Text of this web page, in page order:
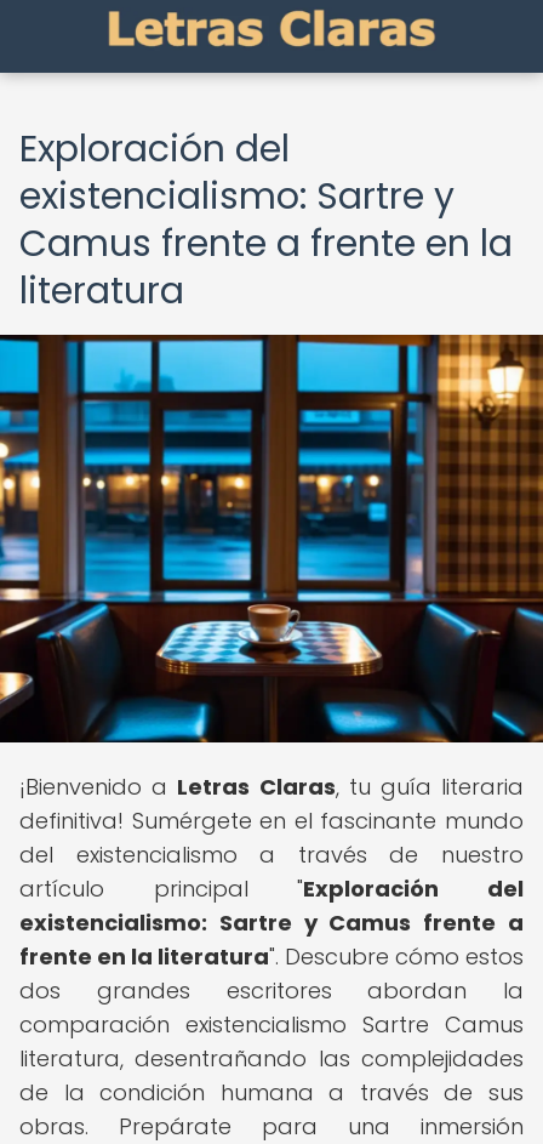
Exploración del
existencialismo: Sartre y
Camus frente a frente en la
literatura
¡Bienvenido a Letras Claras, tu guía literaria
definitiva! Sumérgete en el fascinante mundo
del existencialismo a través de nuestro
artículo principal "Exploración del
existencialismo: Sartre y Camus frente a
frente en la literatura". Descubre cómo estos
dos grandes escritores abordan la
comparación existencialismo Sartre Camus
literatura, desentrañando las complejidades
de la condición humana a través de sus
obras. Prepárate para una inmersión